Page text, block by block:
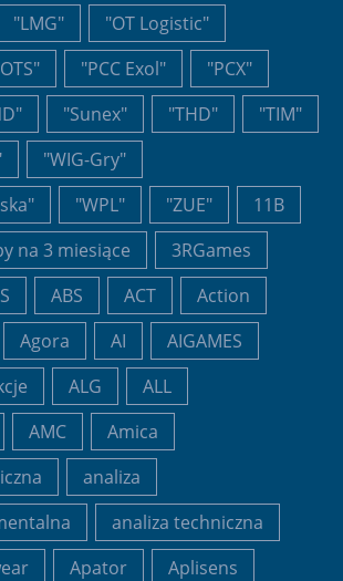
"LMG"
"OT Logistic"
"PCC Exol"
"PCX"
"Sunex" "THD"
"TIM"
"WIG-Gry"
"WPL" "ZUE"
11B
na 3 miesiące
3RGames
ABS ACT
Action
Agora AI
AIGAMES
ALG
ALL
AMC
Amica
analiza
analiza techniczna
Apator
Aplisens